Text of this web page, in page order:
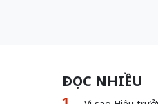
ĐỌC NHIỀU